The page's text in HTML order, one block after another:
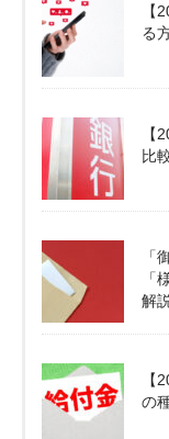
【
る
【
比
「
「
解説
【
の